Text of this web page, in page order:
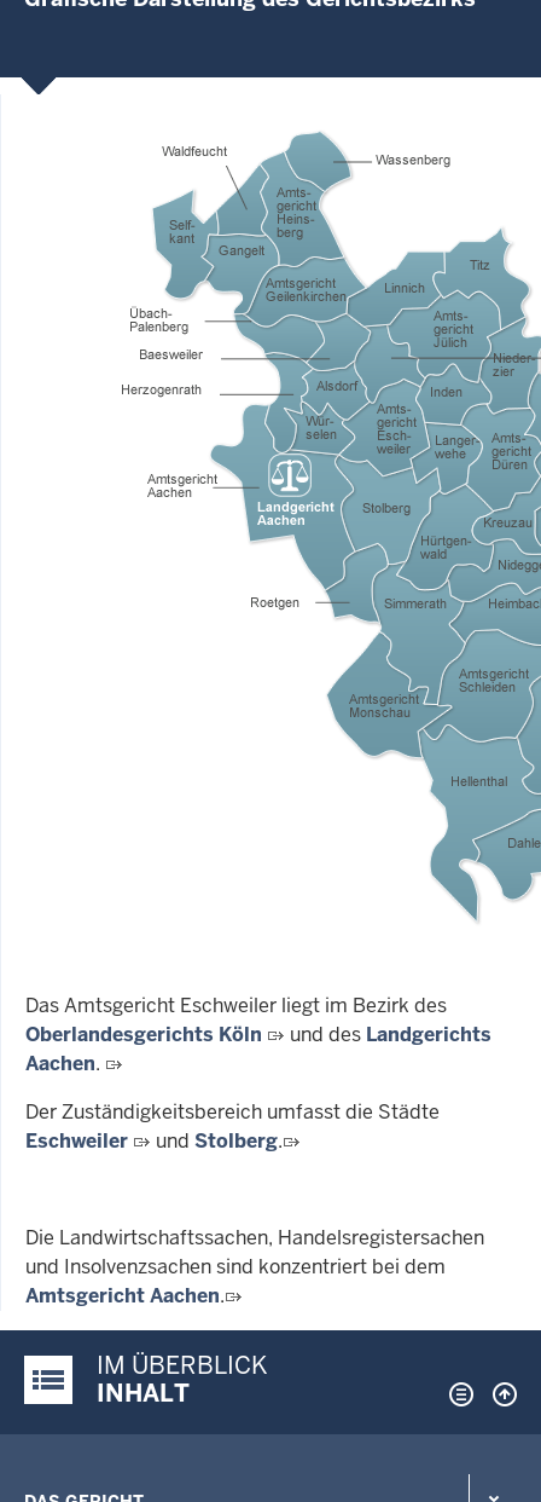
Das Amtsgericht Eschweiler liegt im Bezirk des
Oberlandesgerichts Köln
und des Landgerichts
Aachen.
Der Zuständigkeitsbereich umfasst die Städte
Eschweiler
und Stolberg.
Die Landwirtschaftssachen, Handelsregistersachen
und Insolvenzsachen sind konzentriert bei dem
Amtsgericht Aachen.
Justiz-Portal im Überblick:
IM ÜBERBLICK
INHALT